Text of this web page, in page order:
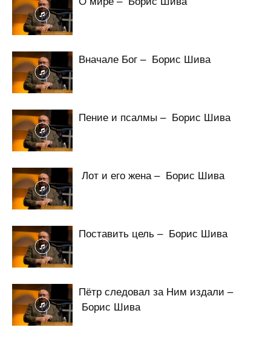
Вначале Бог – Борис Шива
Пение и псалмы – Борис Шива
Лот и его жена – Борис Шива
Поставить цель – Борис Шива
Пётр следовал за Ним издали –
Борис Шива